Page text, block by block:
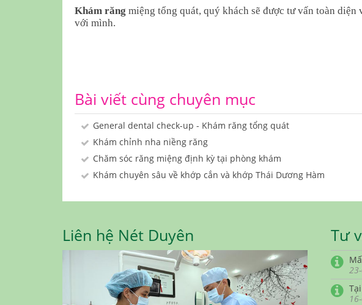
Khám răng miệng tổng quát, quý khách sẽ được tư vấn toàn
với mình.
Bài viết cùng chuyên mục
General dental check-up - Khám răng tổng quát
Khám chỉnh nha niềng răng
Chăm sóc răng miệng định kỳ tại phòng khám
Khám chuyên sâu về khớp cắn và khớp Thái Dương Hàm
Liên hệ Nét Duyên Tư